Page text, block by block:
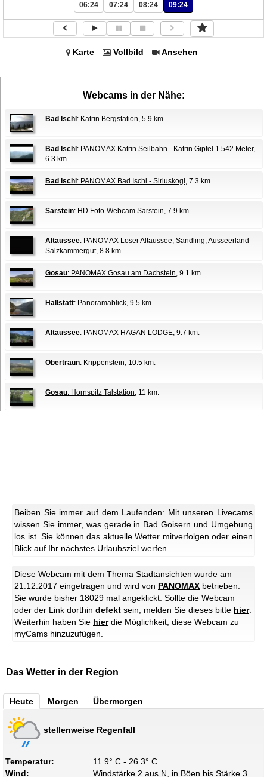
06:24 07:24 08:24 09:24
Karte Vollbild Ansehen
Webcams in der Nähe:
Bad Ischl: Katrin Bergstation, 5.9 km.
Bad Ischl: PANOMAX Katrin Seilbahn - Katrin Gipfel 1.542 Meter,
6.3 km.
Bad Ischl: PANOMAX Bad Ischl - Siriuskogl, 7.3 km.
Sarstein: HD Foto-Webcam Sarstein, 7.9 km.
Altaussee: PANOMAX Loser Altaussee, Sandling, Ausseerland -
Salzkammergut, 8.8 km.
Gosau: PANOMAX Gosau am Dachstein, 9.1 km.
Hallstatt: Panoramablick, 9.5 km.
Altaussee: PANOMAX HAGAN LODGE, 9.7 km.
Obertraun: Krippenstein, 10.5 km.
Gosau: Hornspitz Talstation, 11 km.
Beiben Sie immer auf dem Laufenden: Mit unseren Livecams
wissen Sie immer, was gerade in Bad Goisern und Umgebung
los ist. Sie können das aktuelle Wetter mitverfolgen oder einen
Blick auf Ihr nächstes Urlaubsziel werfen.
Diese Webcam mit dem Thema Stadtansichten wurde am
21.12.2017 eingetragen und wird von PANOMAX betrieben.
Sie wurde bisher 18029 mal angeklickt. Sollte die Webcam
oder der Link dorthin defekt sein, melden Sie dieses bitte hier.
Weiterhin haben Sie hierdie Möglichkeit, diese Webcam zu
myCams hinzuzufügen.
Das Wetter in der Region
Heute Morgen Übermorgen
stellenweise Regenfall
Temperatur:
11.9° C - 26.3° C
Wind:
Windstärke 2 aus N, in Böen bis Stärke 3